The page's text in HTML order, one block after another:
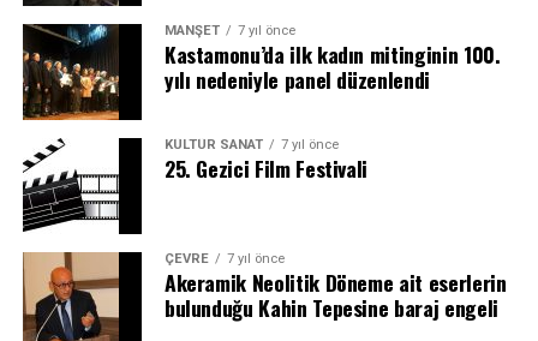
MANŞET 7 yıl önce
Kastamonu’da ilk kadın mitinginin 100.
yılı nedeniyle panel düzenlendi
KÜLTÜR SANAT 7 yıl önce
25. Gezici Film Festivali
ÇEVRE 7 yıl önce
Akeramik Neolitik Döneme ait eserlerin
bulunduğu Kahin Tepesine baraj engeli